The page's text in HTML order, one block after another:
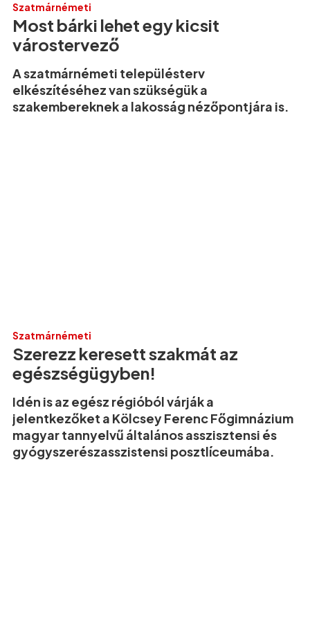
Szatmárnémeti
Most bárki lehet egy kicsit
várostervező
A szatmárnémeti településterv
elkészítéséhez van szükségük a
szakembereknek a lakosság nézőpontjára is.
Szatmárnémeti
Szerezz keresett szakmát az
egészségügyben!
Idén is az egész régióból várják a
jelentkezőket a Kölcsey Ferenc Főgimnázium
magyar tannyelvű általános asszisztensi és
gyógyszerészasszistensi posztlíceumába.